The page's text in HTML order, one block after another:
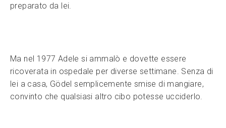
preparato da lei.
Ma nel 1977 Adele si ammalò e dovette essere
ricoverata in ospedale per diverse settimane. Senza di
lei a casa, Gödel semplicemente smise di mangiare,
convinto che qualsiasi altro cibo potesse ucciderlo.